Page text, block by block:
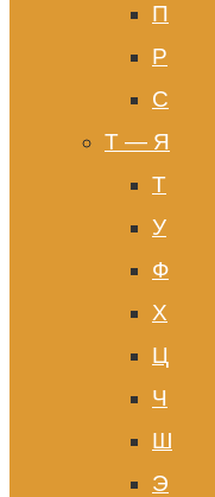
П
Р
С
Т — Я
Т
У
Ф
Х
Ц
Ч
Ш
Э